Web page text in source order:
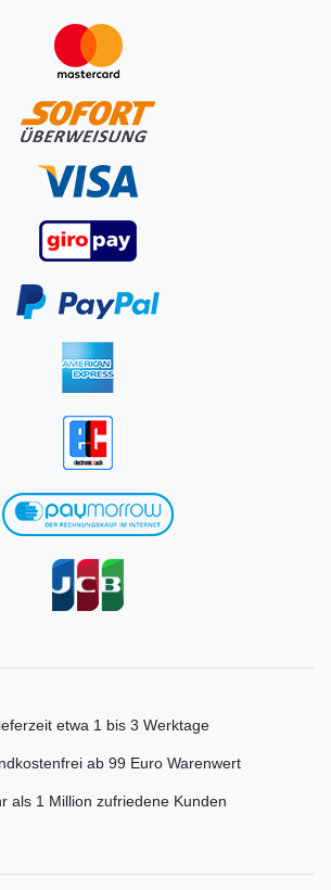
etwa 1 bis 3 Werktage
ab 99 Euro Warenwert
als 1 Million zufriedene Kunden